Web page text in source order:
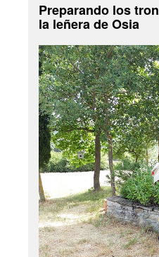
Preparando los
la leñera de Osia